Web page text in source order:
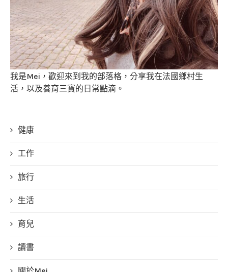
我是Mei，歡迎來到我的部落格，分享我在法國鄉村生
活，以及養育三寶的日常點滴。
健康
工作
旅行
生活
育兒
讀書